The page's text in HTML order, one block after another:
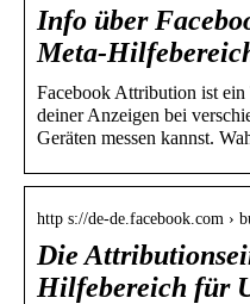
Info über
Meta-
Facebook Attribution ist
deiner Anzeigen bei
Geräten messen kannst.
http s://de-de.facebook.com ›
Die
Hilfebereich für